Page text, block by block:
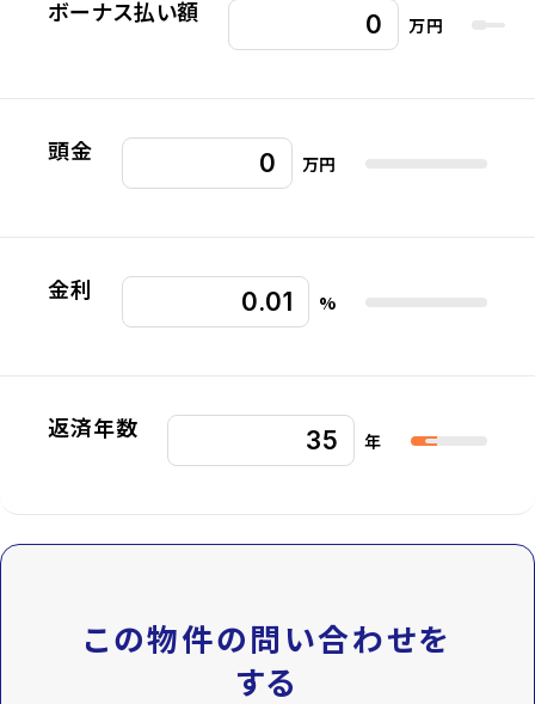
ボーナス払い額 万円
頭金 万円
金利 %
返済年数 年
この物件の問い合わせを
する